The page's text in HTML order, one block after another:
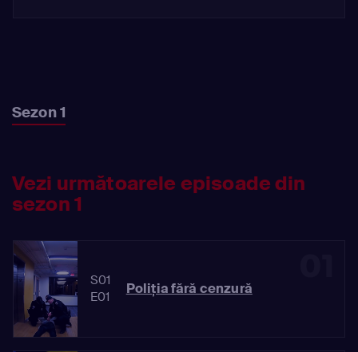
Sezon 1
Vezi următoarele episoade din
sezon 1
S01
E01
Poliția fără cenzură